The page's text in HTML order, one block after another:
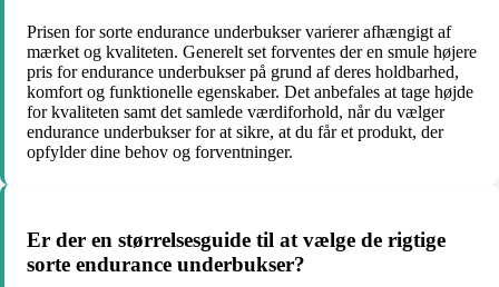
Prisen for sorte endurance underbukser varierer afhængigt af
mærket og kvaliteten. Generelt set forventes der en smule højere
pris for endurance underbukser på grund af deres holdbarhed,
komfort og funktionelle egenskaber. Det anbefales at tage højde
for kvaliteten samt det samlede værdiforhold, når du vælger
endurance underbukser for at sikre, at du får et produkt, der
opfylder dine behov og forventninger.
Er der en størrelsesguide til at vælge de rigtige
sorte endurance underbukser?